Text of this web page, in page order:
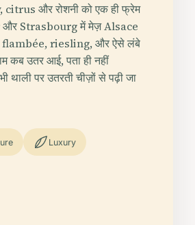
और रोशनी को एक ही फ्रेम
और Strasbourg में मेज़ Alsace
flambée, riesling, और ऐसे लंबे
कब उतर आई, पता ही नहीं
थाली पर उतरती चीज़ों से पढ़ी जा
Luxury